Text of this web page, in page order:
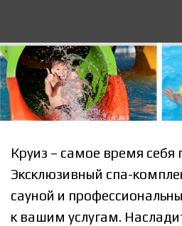
Круиз – самое время себя
Эксклюзивный спа-
сауной и
к вашим услугам.